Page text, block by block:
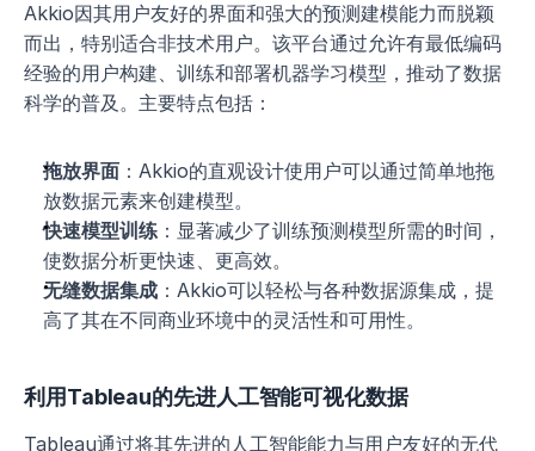
Akkio因其用户友好的界面和强大的预测建模能力而脱颖
而出，特别适合非技术用户。该平台通过允许有最低编码
经验的用户构建、训练和部署机器学习模型，推动了数据
科学的普及。主要特点包括：
拖放界面 ：Akkio的直观设计使用户可以通过简单地拖
放数据元素来创建模型。
快速模型训练 ：显著减少了训练预测模型所需的时间，
使数据分析更快速、更高效。
无缝数据集成 ：Akkio可以轻松与各种数据源集成，提
高了其在不同商业环境中的灵活性和可用性。
利用Tableau的先进人工智能可视化数据
Tableau通过将其先进的人工智能能力与用户友好的无代